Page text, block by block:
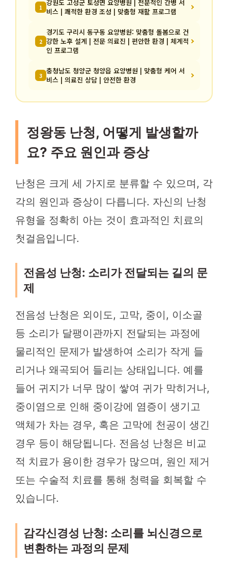
1 강원도 고성군 토성면 요양병원 | 전문적인 간병 서
비스 | 쾌적한 환경 조성 | 맞춤형 재활 프로그램
2
경기도 구리시 동구동 요양병원: 맞춤형 돌봄으로 건
강한 노후 설계 | 전문 의료진 | 편안한 환경 | 체계적
인 프로그램
3 충청남도 청양군 청양읍 요양병원 | 맞춤형 케어 서
비스 | 의료진 상담 | 안전한 환경
정왕동 난청, 어떻게 발생할까
요? 주요 원인과 증상
난청은 크게 세 가지로 분류할 수 있으며, 각
각의 원인과 증상이 다릅니다. 자신의 난청
유형을 정확히 아는 것이 효과적인 치료의
첫걸음입니다.
전음성 난청: 소리가 전달되는 길의 문
제
전음성 난청은 외이도, 고막, 중이, 이소골
등 소리가 달팽이관까지 전달되는 과정에
물리적인 문제가 발생하여 소리가 작게 들
리거나 왜곡되어 들리는 상태입니다. 예를
들어 귀지가 너무 많이 쌓여 귀가 막히거나,
중이염으로 인해 중이강에 염증이 생기고
액체가 차는 경우, 혹은 고막에 천공이 생긴
경우 등이 해당됩니다. 전음성 난청은 비교
적 치료가 용이한 경우가 많으며, 원인 제거
또는 수술적 치료를 통해 청력을 회복할 수
있습니다.
감각신경성 난청: 소리를 뇌신경으로
변환하는 과정의 문제